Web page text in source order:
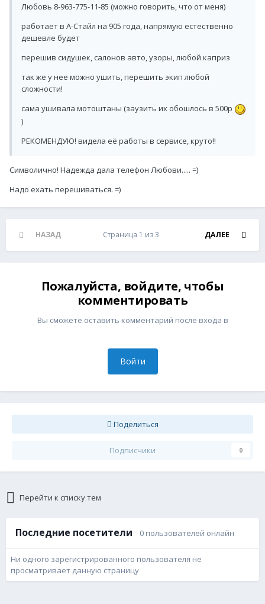
Любовь 8-963-775-11-85 (можно говорить, что от меня)
работает в А-Стайл на 905 года, напрямую естественно
дешевле будет
перешив сидушек, салонов авто, узоры, любой каприз
так же у нее можно ушить, перешить экип любой
сложности!
сама ушивала мотоштаны (заузить их обошлось в 500р
)
РЕКОМЕНДУЮ! видела её работы в сервисе, круто!!
Символично! Надежда дала телефон Любови..... =)
Надо ехать перешиваться. =)
НАЗАД ДАЛЕЕ
Страница 1 из 3
Пожалуйста, войдите, чтобы
комментировать
Вы сможете оставить комментарий после входа в
Войти
Поделиться
Подписчики 0
Перейти к списку тем
Последние посетители 0 пользователей онлайн
Ни одного зарегистрированного пользователя не
просматривает данную страницу